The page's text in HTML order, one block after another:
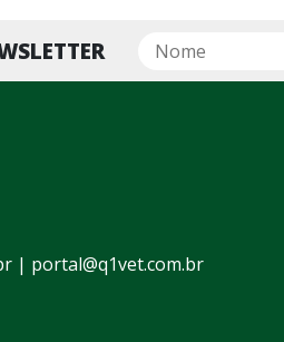
| portal@q1vet.com.br